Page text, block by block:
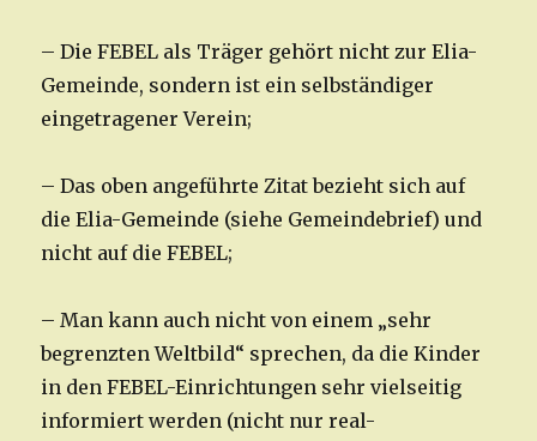
– Die FEBEL als Träger gehört nicht zur Elia-
Gemeinde, sondern ist ein selbständiger
eingetragener Verein;
– Das oben angeführte Zitat bezieht sich auf
die Elia-Gemeinde (siehe Gemeindebrief) und
nicht auf die FEBEL;
– Man kann auch nicht von einem „sehr
begrenzten Weltbild“ sprechen, da die Kinder
in den FEBEL-Einrichtungen sehr vielseitig
informiert werden (nicht nur real-